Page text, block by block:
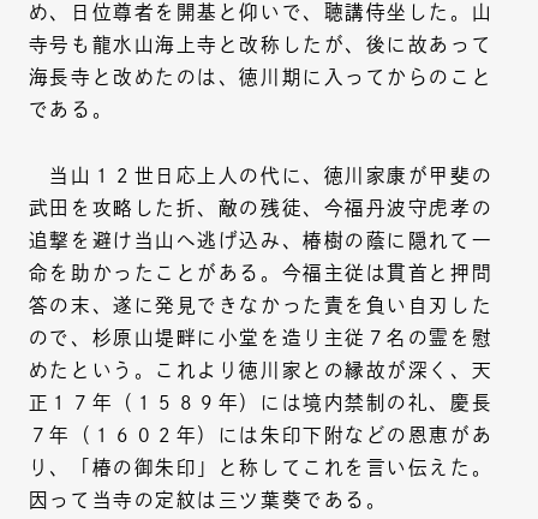
め、日位尊者を開基と仰いで、聴講侍坐した。山
寺号も龍水山海上寺と改称したが、後に故あって
海長寺と改めたのは、徳川期に入ってからのこと
である。
当山１２世日応上人の代に、徳川家康が甲斐の
武田を攻略した折、敵の残徒、今福丹波守虎孝の
追撃を避け当山へ逃げ込み、椿樹の蔭に隠れて一
命を助かったことがある。今福主従は貫首と押問
答の末、遂に発見できなかった責を負い自刃した
ので、杉原山堤畔に小堂を造り主従７名の霊を慰
めたという。これより徳川家との縁故が深く、天
正１７年（１５８９年）には境内禁制の礼、慶長
７年（１６０２年）には朱印下附などの恩恵があ
り、「椿の御朱印」と称してこれを言い伝えた。
因って当寺の定紋は三ツ葉葵である。